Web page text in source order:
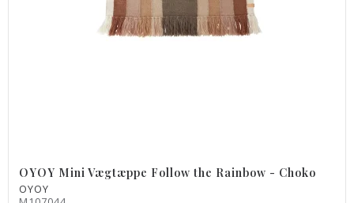
OYOY Mini Vægtæppe Follow the Rainbow - Choko
OYOY